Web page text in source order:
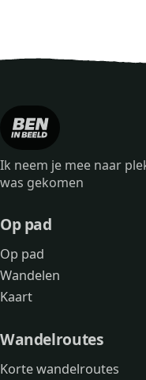
Ik neem je mee naar
was gekomen
Op pad
Op pad
Wandelen
Kaart
Wandelroutes
Korte wandelroutes